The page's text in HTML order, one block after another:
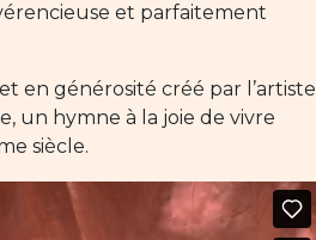
et parfaitement
en générosité créé par l’artiste
un hymne à la joie de vivre
siècle.